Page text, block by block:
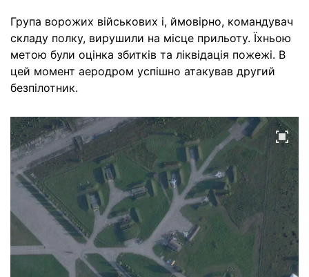
Група ворожих військових і, ймовірно, командувач
складу полку, вирушили на місце прильоту. Їхньою
метою були оцінка збитків та ліквідація пожежі. В
цей момент аеродром успішно атакував другий
безпілотник.